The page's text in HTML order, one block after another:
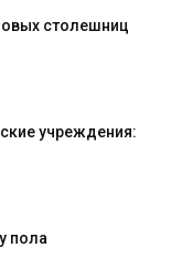
столешниц
учреждения:
пола